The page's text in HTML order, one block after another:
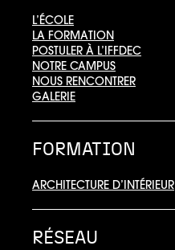
L’ÉCOLE
LA FORMATION
POSTULER À L’IFFDEC
NOTRE CAMPUS
NOUS RENCONTRER
GALERIE
FORMATION
ARCHITECTURE D’INTÉRIEUR
RÉSEAU